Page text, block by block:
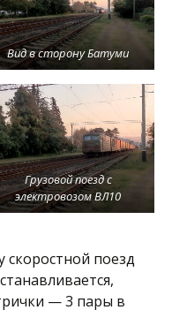
Вид в сторону Батуми
Грузовой поезд с
электровозом ВЛ10
поезд
— 3 пары в